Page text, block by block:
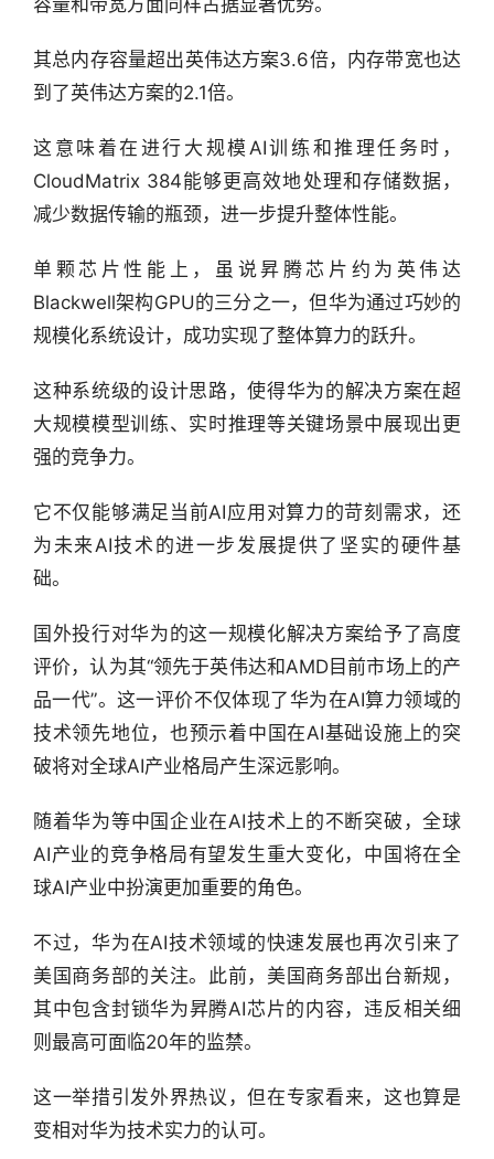
行
业
快
报
讯
精
选
头
条
度
经
数
容量和带宽方面同样占据显著优势。
其总内存容量超出英伟达方案3.6倍，内存带宽也达
到了英伟达方案的2.1倍。
这意味着在进行大规模AI训练和推理任务时，
CloudMatrix 384能够更高效地处理和存储数据，
减少数据传输的瓶颈，进一步提升整体性能。
单颗芯片性能上，虽说昇腾芯片约为英伟达
Blackwell架构GPU的三分之一，但华为通过巧妙的
规模化系统设计，成功实现了整体算力的跃升。
这种系统级的设计思路，使得华为的解决方案在超
大规模模型训练、实时推理等关键场景中展现出更
强的竞争力。
它不仅能够满足当前AI应用对算力的苛刻需求，还
为未来AI技术的进一步发展提供了坚实的硬件基
础。
国外投行对华为的这一规模化解决方案给予了高度
评价，认为其“领先于英伟达和AMD目前市场上的产
品一代”。这一评价不仅体现了华为在AI算力领域的
技术领先地位，也预示着中国在AI基础设施上的突
破将对全球AI产业格局产生深远影响。
随着华为等中国企业在AI技术上的不断突破，全球
AI产业的竞争格局有望发生重大变化，中国将在全
球AI产业中扮演更加重要的角色。
不过，华为在AI技术领域的快速发展也再次引来了
美国商务部的关注。此前，美国商务部出台新规，
其中包含封锁华为昇腾AI芯片的内容，违反相关细
则最高可面临20年的监禁。
这一举措引发外界热议，但在专家看来，这也算是
变相对华为技术实力的认可。